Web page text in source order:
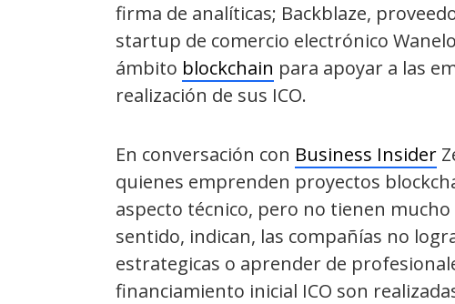
firma de analíticas; Backblaze,
startup de comercio electrónico
ámbito blockchain para apoyar a las
realización de sus ICO.
En conversación con Business Insider
quienes emprenden proyectos
aspecto técnico, pero no tienen
sentido, indican, las compañías no
estrategicas o aprender de
financiamiento inicial ICO son